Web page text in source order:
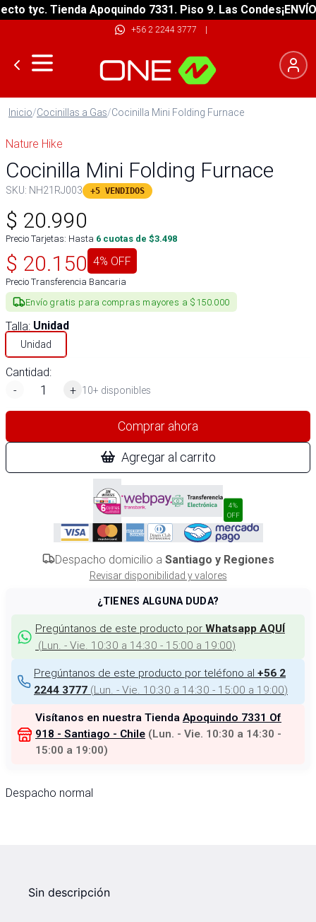
tyc. Tienda Apoquindo 7331. Piso 9. Las Condes¡ENVÍO
+56 2 2244 3777 |
Inicio/Cocinillas a Gas/Cocinilla Mini Folding Furnace
Nature Hike
Cocinilla Mini Folding Furnace
SKU: NH21RJ003 +5 VENDIDOS
$ 20.990
Precio Tarjetas: Hasta 6 cuotas de $3.498
$ 20.150 4% OFF
Precio Transferencia Bancaria
Envío gratis para compras mayores a $150.000
Talla: Unidad
Unidad
Cantidad:
-
+ 10+ disponibles
Comprar ahora
Agregar al carrito
4%
OFF
Despacho domicilio a Santiago y Regiones
Revisar disponibilidad y valores
¿TIENES ALGUNA DUDA?
Pregúntanos de este producto por Whatsapp AQUÍ
(Lun. - Vie. 10:30 a 14:30 - 15:00 a 19:00)
Pregúntanos de este producto por teléfono al +56 2
2244 3777 (Lun. - Vie. 10:30 a 14:30 - 15:00 a 19:00)
Visítanos en nuestra Tienda Apoquindo 7331 Of
918 - Santiago - Chile (Lun. - Vie. 10:30 a 14:30 -
15:00 a 19:00)
Despacho normal
Sin descripción